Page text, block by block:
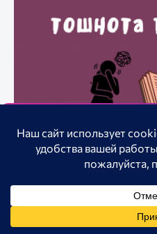
Что такое тошнота
Анализируйте видимость